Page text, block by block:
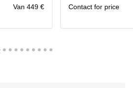
Van 449 €
Contact for price